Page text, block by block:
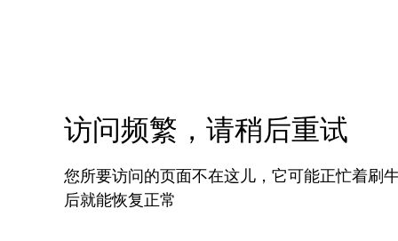
访问频繁，请稍后重试
您所要访问的页面不在这儿，它可能正忙着刷
后就能恢复正常